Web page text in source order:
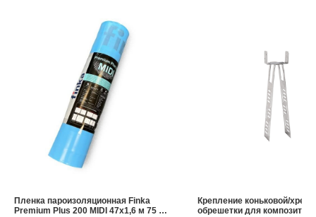
Пленка пароизоляционная Finka
Premium Plus 200 MIDI 47х1,6 м 75 м²
Крепление коньковой/
обрешетки для композитной